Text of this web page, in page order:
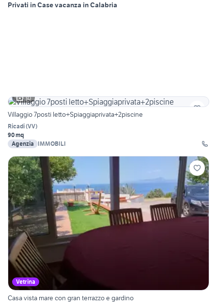
Privati in Case vacanza in Calabria
30
Villaggio 7posti letto+Spiaggiaprivata+2piscine
Ricadi(VV)
90 mq
Agenzia
IMMOBILI
Vetrina
Casa vista mare con gran terrazzo e gardino